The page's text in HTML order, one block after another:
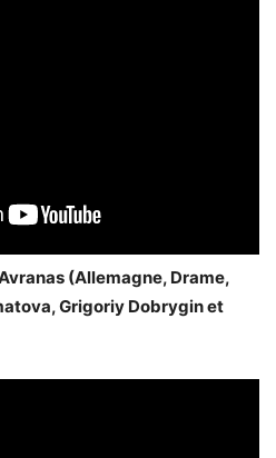
(Allemagne, Drame,
Grigoriy Dobrygin et